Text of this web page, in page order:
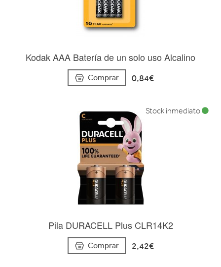
Kodak AAA Batería de un solo uso Alcalino
Comprar 0,84€
Pila DURACELL Plus CLR14K2
Comprar 2,42€
Stock inmediato